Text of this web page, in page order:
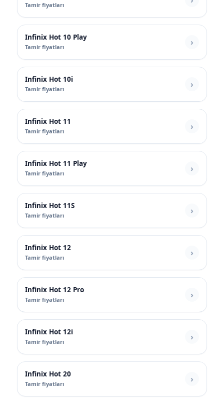
Tamir fiyatları
Infinix Hot 10 Play
Tamir fiyatları
Infinix Hot 10i
Tamir fiyatları
Infinix Hot 11
Tamir fiyatları
Infinix Hot 11 Play
Tamir fiyatları
Infinix Hot 11S
Tamir fiyatları
Infinix Hot 12
Tamir fiyatları
Infinix Hot 12 Pro
Tamir fiyatları
Infinix Hot 12i
Tamir fiyatları
Infinix Hot 20
Tamir fiyatları